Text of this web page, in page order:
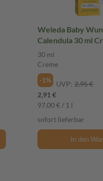
Weleda Baby
Calendula 30 ml
30 ml
Creme
-1%
UVP: 2,95 €
2,91 €
97,00 € / 1 l
sofort lieferbar
In den